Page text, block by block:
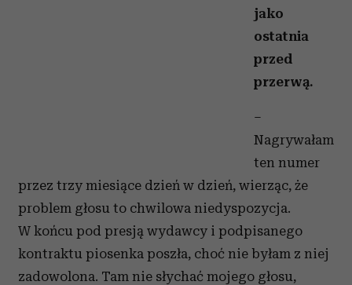
jako
ostatnia
przed
przerwą.
–
Nagrywałam
ten numer
przez trzy miesiące dzień w dzień, wierząc, że
problem głosu to chwilowa niedyspozycja.
W końcu pod presją wydawcy i podpisanego
kontraktu piosenka poszła, choć nie byłam z niej
zadowolona. Tam nie słychać mojego głosu,